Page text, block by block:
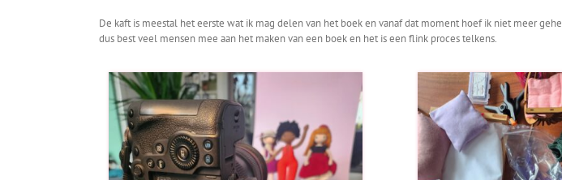
De kaft is meestal het eerste wat ik mag delen van het boek en vanaf dat moment hoef ik niet meer
dus best veel mensen mee aan het maken van een boek en het is een flink proces telkens.